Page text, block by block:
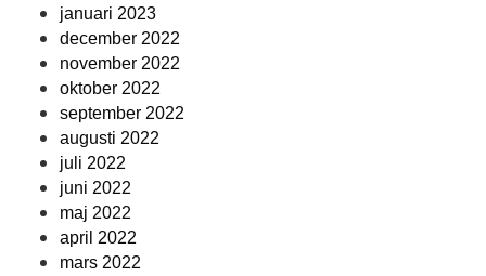
januari 2023
december 2022
november 2022
oktober 2022
september 2022
augusti 2022
juli 2022
juni 2022
maj 2022
april 2022
mars 2022